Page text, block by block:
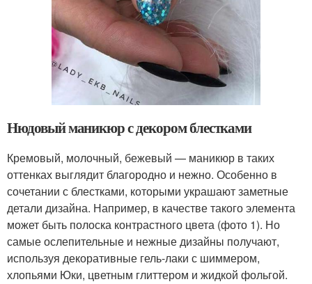
Нюдовый маникюр с декором блестками
Кремовый, молочный, бежевый — маникюр в таких
оттенках выглядит благородно и нежно. Особенно в
сочетании с блестками, которыми украшают заметные
детали дизайна. Например, в качестве такого элемента
может быть полоска контрастного цвета (фото 1). Но
самые ослепительные и нежные дизайны получают,
используя декоративные гель-лаки с шиммером,
хлопьями Юки, цветным глиттером и жидкой фольгой.